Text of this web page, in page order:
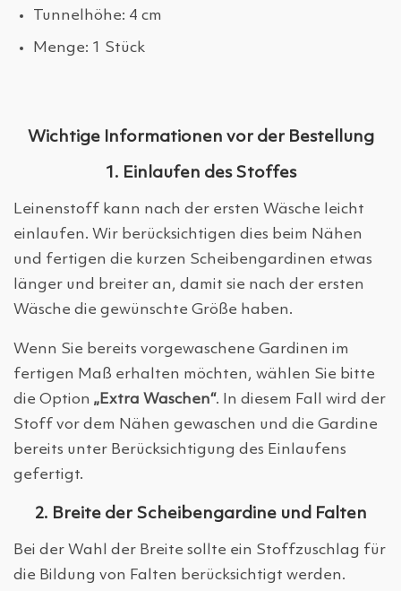
Tunnelhöhe: 4 cm
Menge: 1 Stück
Wichtige Informationen vor der Bestellung
1. Einlaufen des Stoffes
Leinenstoff kann nach der ersten Wäsche leicht
einlaufen. Wir berücksichtigen dies beim Nähen
und fertigen die kurzen Scheibengardinen etwas
länger und breiter an, damit sie nach der ersten
Wäsche die gewünschte Größe haben.
Wenn Sie bereits vorgewaschene Gardinen im
fertigen Maß erhalten möchten, wählen Sie bitte
die Option „Extra Waschen“. In diesem Fall wird der
Stoff vor dem Nähen gewaschen und die Gardine
bereits unter Berücksichtigung des Einlaufens
gefertigt.
2. Breite der Scheibengardine und Falten
Bei der Wahl der Breite sollte ein Stoffzuschlag für
die Bildung von Falten berücksichtigt werden.